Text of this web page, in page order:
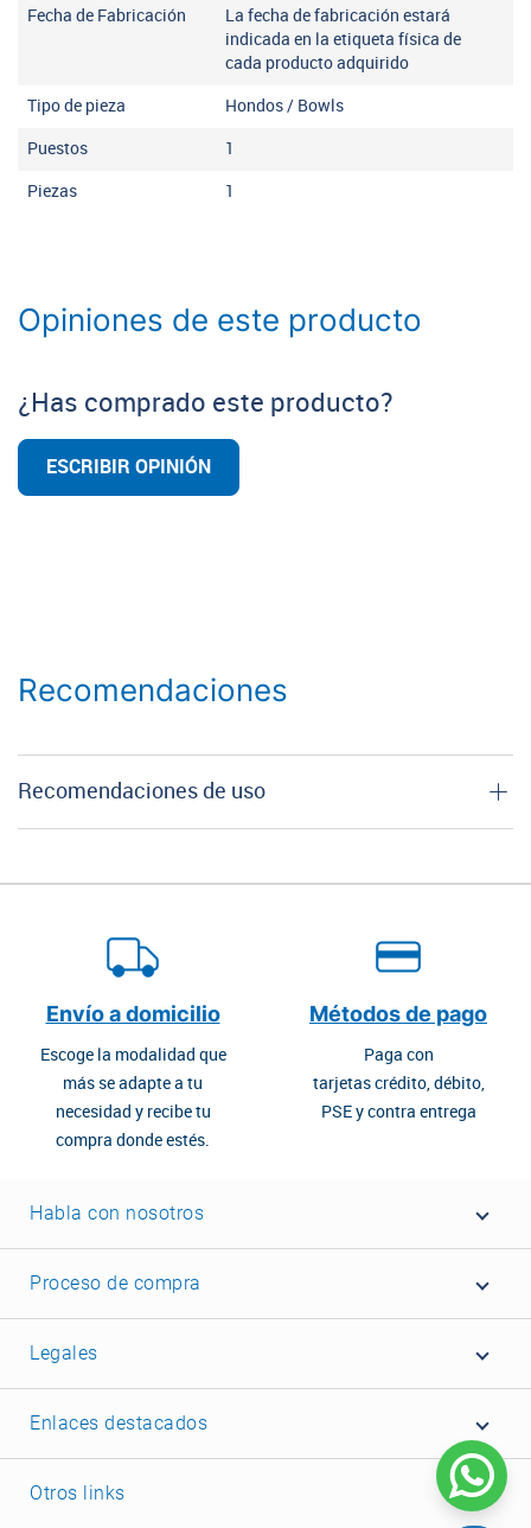
Fecha de Fabricación
La fecha de fabricación estará
indicada en la etiqueta física de
cada producto adquirido
Tipo de pieza Hondos / Bowls
Puestos 1
Piezas 1
Opiniones de este producto
¿Has comprado este producto?
ESCRIBIR OPINIÓN
Recomendaciones
Recomendaciones de uso
Envío a domicilio
Escoge la modalidad que
más se adapte a tu
necesidad y recibe tu
compra donde estés.
Métodos de pago
Paga con
tarjetas crédito, débito,
PSE y contra entrega
Habla con nosotros
Proceso de compra
Legales
Enlaces destacados
Otros links